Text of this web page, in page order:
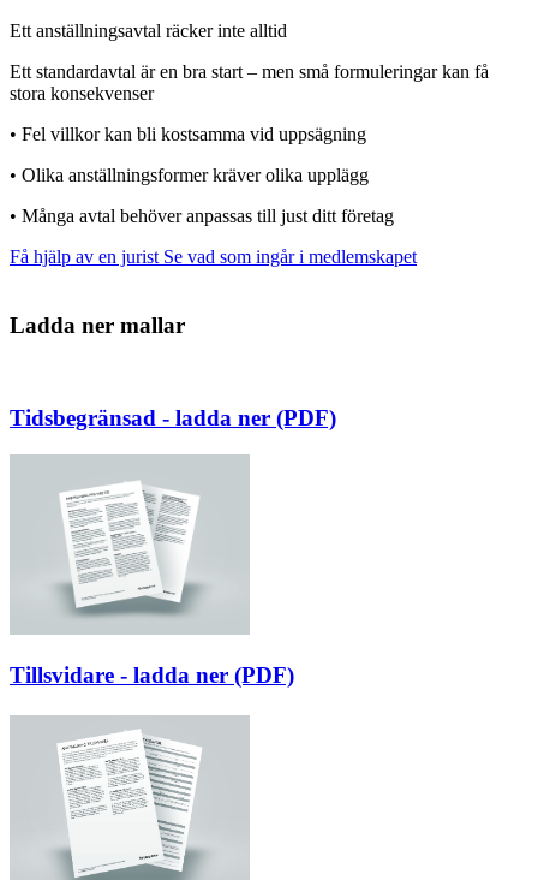
Ett anställningsavtal räcker inte alltid
Ett standardavtal är en bra start – men små formuleringar kan få
stora konsekvenser
• Fel villkor kan bli kostsamma vid uppsägning
• Olika anställningsformer kräver olika upplägg
• Många avtal behöver anpassas till just ditt företag
Få hjälp av en jurist Se vad som ingår i medlemskapet
Ladda ner mallar
Tidsbegränsad - ladda ner (PDF)
Tillsvidare - ladda ner (PDF)